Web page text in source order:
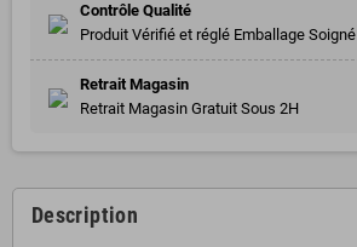
Contrôle Qualité
Produit Vérifié et réglé Emballage Soigné
Retrait Magasin
Retrait Magasin Gratuit Sous 2H
Description